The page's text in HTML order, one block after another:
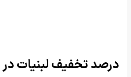
درصد تخفیف لبنیات در